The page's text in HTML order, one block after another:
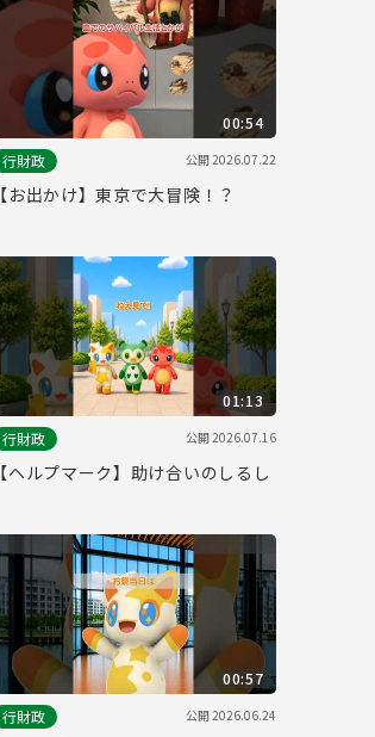
00:54
行財政
公開2026.07.22
【お出かけ】東京で大冒険！？
01:13
行財政
公開2026.07.16
【ヘルプマーク】助け合いのしるし
00:57
行財政
公開2026.06.24